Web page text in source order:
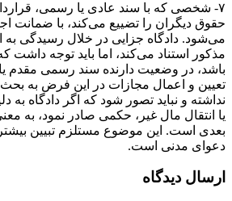
۷- شخصی که با سند عادی یا رسمی،
حقوق دیگران را تضییع می‌کند، با ضمانت
می‌شود. دادگاه جزایی در خلال رسیدگی به
مذکور استناد می‌کند، اما باید توجه
باشد، در وضعیت دارنده سند رسمی مقدم یا
تعیین و اعمال مجازات در این فرض به
نداشته و نباید تصور شود که اگر دادگاه
یا انتقال مال غیر، حکمی صادر نمود، به
بعدی است. این موضوع مستلزم تبیین
دعوای مدنی است.
ارسال دیدگاه